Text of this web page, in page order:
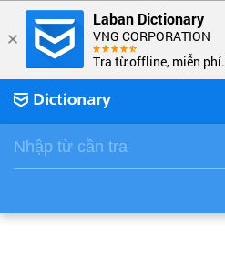
Laban Dictionary
VNG CORPORATION
Tra từ offline, miễn phí.